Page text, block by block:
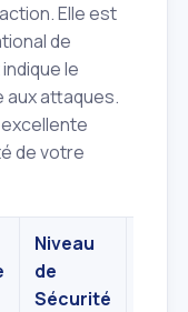
Elle est
de
le
aux attaques.
de votre
Niveau
de
Sécurité